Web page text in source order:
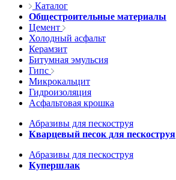
Каталог
Общестроительные материалы
Цемент
Холодный асфальт
Керамзит
Битумная эмульсия
Гипс
Микрокальцит
Гидроизоляция
Асфальтовая крошка
Абразивы для пескоструя
Кварцевый песок для пескоструя
Абразивы для пескоструя
Купершлак